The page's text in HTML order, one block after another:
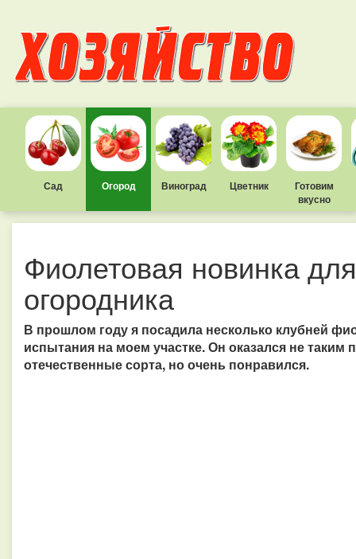
Сад Огород Виноград Цветник
Готовим
вкусно
Фиолетовая новинка
огородника
В прошлом году я посадила несколько клубней
испытания на моем участке. Он оказался не
отечественные сорта, но очень понравился.